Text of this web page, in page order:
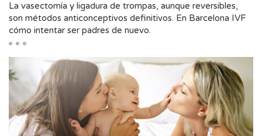
La vasectomía y ligadura de trompas, aunque reversibles,
son métodos anticonceptivos definitivos. En Barcelona IVF
cómo intentar ser padres de nuevo.